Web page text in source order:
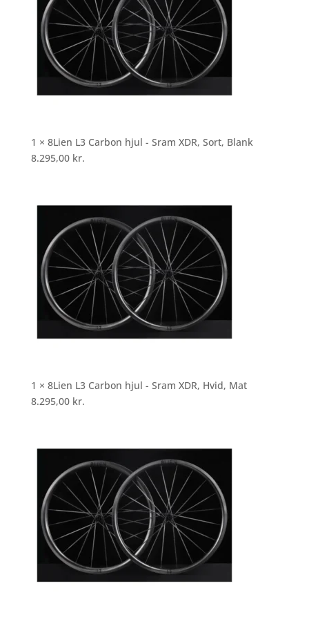
1 × 8Lien L3 Carbon hjul - Sram XDR, Sort, Blank
8.295,00 kr.
1 × 8Lien L3 Carbon hjul - Sram XDR, Hvid, Mat
8.295,00 kr.